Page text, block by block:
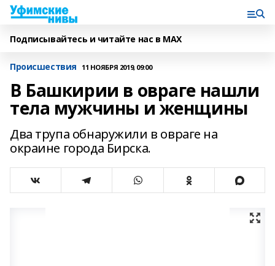
Подписывайтесь и читайте нас в MAX
Происшествия 11 НОЯБРЯ 2019, 09:00
В Башкирии в овраге нашли
тела мужчины и женщины
Два трупа обнаружили в овраге на
окраине города Бирска.